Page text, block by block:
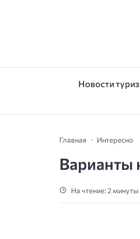
Новости
Главная Интересно
Варианты
На чтение: 2 минуты